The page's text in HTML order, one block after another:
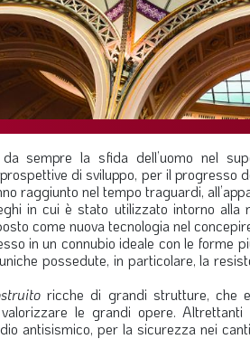
sempre la sfida dell’uomo nel
di sviluppo, per il progresso
raggiunto nel tempo traguardi,
in cui è stato utilizzato intorno alla
come nuova tecnologia nel
in un connubio ideale con le forme
possedute, in particolare, la
ricche di grandi strutture, che
le grandi opere.
antisismico, per la sicurezza nei